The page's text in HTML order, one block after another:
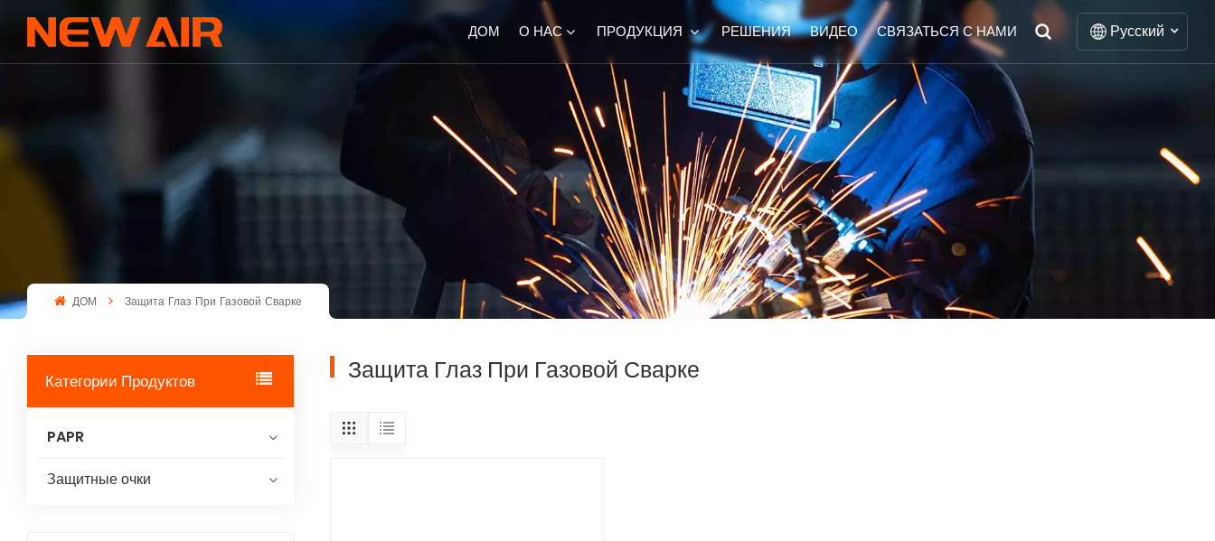
ДОМ О НАС ПРОДУКЦИЯ РЕШЕНИЯ ВИДЕО СВЯЗАТЬСЯ С НАМИ Русский
Español
ДОМ Защита Глаз При Газовой Сварке
Категории Продуктов
PAPR
Защитные очки
Защита Глаз При Газовой Сварке